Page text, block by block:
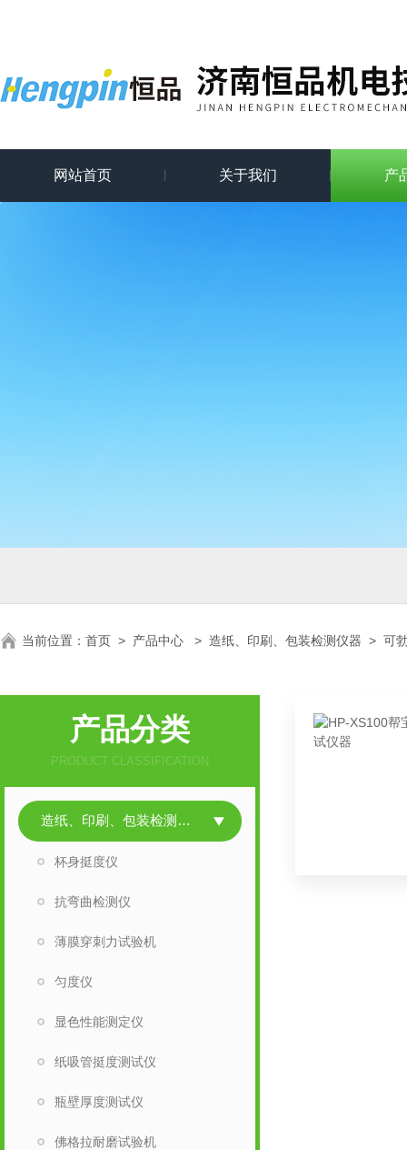
网站首页 关于我们 产
当前位置： 首页 > 产品中心 > 造纸、印刷、包装检测仪器 > 可
产品分类
PRODUCT CLASSIFICATION
造纸、印刷、包装检测仪器
杯身挺度仪
抗弯曲检测仪
薄膜穿刺力试验机
匀度仪
显色性能测定仪
纸吸管挺度测试仪
瓶壁厚度测试仪
佛格拉耐磨试验机